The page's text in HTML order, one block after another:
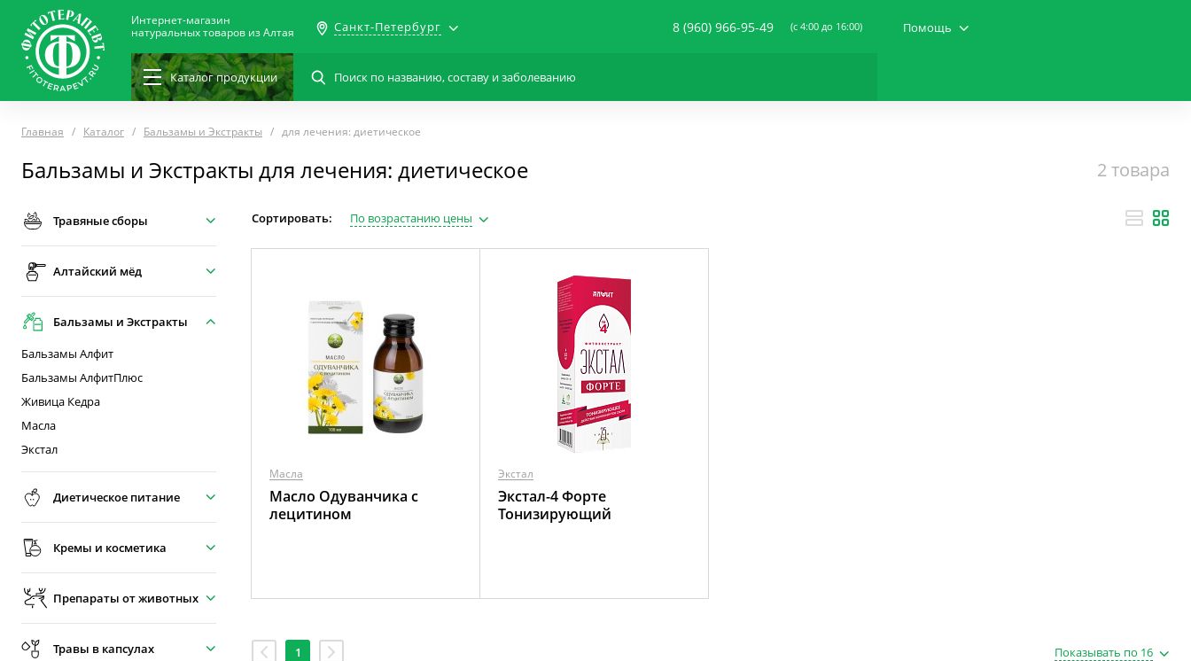
Интернет-магазин
натуральных товаров из Алтая
Санкт-Петербург 8 (960) 966-95-49 (c 4:00 до 16:00) Помощь
Каталогпродукции
Главная Каталог Бальзамы и Экстракты для лечения: диетическое
Бальзамы и Экстракты для лечения: диетическое
Травяные сборы
Алтайский мёд
Бальзамы и Экстракты
Бальзамы Алфит
Бальзамы АлфитПлюс
Живица Кедра
Масла
Экстал
Диетическое питание
Кремы и косметика
Препараты от животных
Травы в капсулах
Сортировать: По возрастанию цены
2 товара
Масла
Масло Одуванчика с
лецитином
Экстал
Экстал-4 Форте
Тонизирующий
1 Показывать по 16